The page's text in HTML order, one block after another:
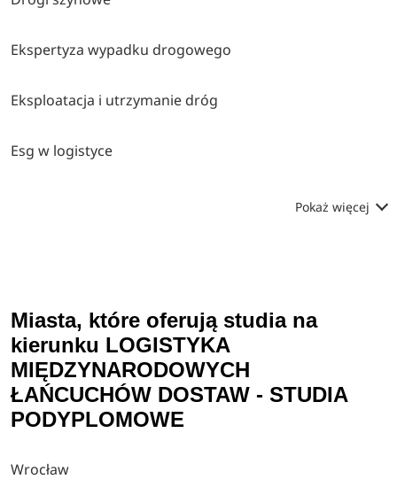
Ekspertyza wypadku drogowego
Eksploatacja i utrzymanie dróg
Esg w logistyce
Pokaż więcej
Miasta, które oferują studia na
kierunku LOGISTYKA
MIĘDZYNARODOWYCH
ŁAŃCUCHÓW DOSTAW - STUDIA
PODYPLOMOWE
Wrocław